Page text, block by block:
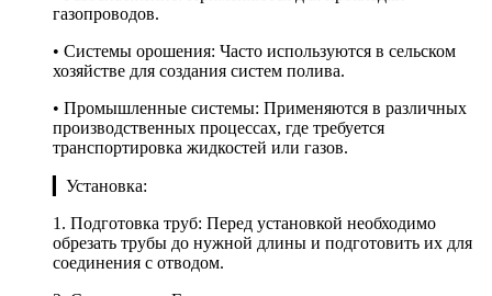
газопроводов.
• Системы орошения: Часто используются в сельском
хозяйстве для создания систем полива.
• Промышленные системы: Применяются в различных
производственных процессах, где требуется
транспортировка жидкостей или газов.
▎Установка:
1. Подготовка труб: Перед установкой необходимо
обрезать трубы до нужной длины и подготовить их для
соединения с отводом.